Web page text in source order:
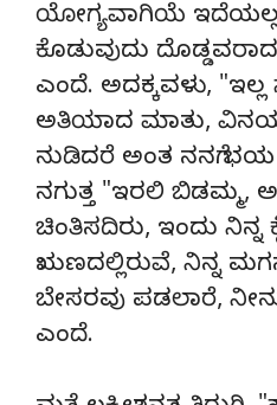
ಯೋಗ್ಯವಾಗಿಯೆ
ಕೊಡುವುದು
ಎಂದೆ. ಅದಕ್ಕವಳು,
ಅತಿಯಾದ ಮಾತು,
ನುಡಿದರೆ ಅಂತ ನನಗೆ ಭಯ
ನಗುತ್ತ "ಇರಲಿ ಬಿಡಮ್ಮ,
ಚಿಂತಿಸದಿರು, ಇಂದು ನಿನ್ನ
ಋಣದಲ್ಲಿರುವೆ, ನಿನ್ನ
ಬೇಸರವು ಪಡಲಾರೆ,
ಎಂದೆ.